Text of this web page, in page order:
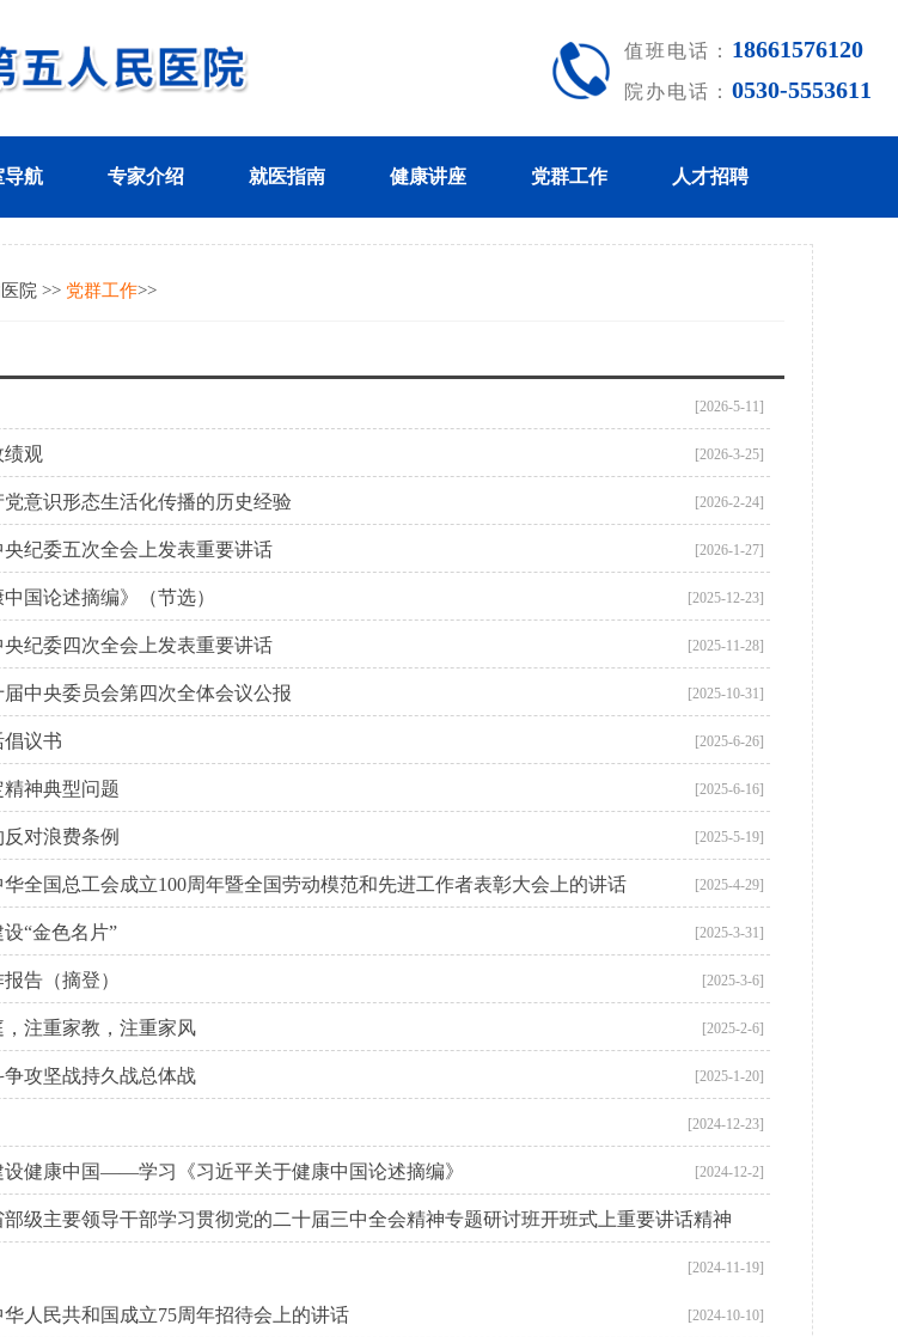
值班电话： 18661576120
院办电话： 0530-5553611
导航 专家介绍 就医指南 健康讲座 党群工作 人才招聘
院 >> 党群工作>>
[2026-5-11]
绩观 [2026-3-25]
意识形态生活化传播的历史经验 [2026-2-24]
纪委五次全会上发表重要讲话 [2026-1-27]
国论述摘编》（节选） [2025-12-23]
纪委四次全会上发表重要讲话 [2025-11-28]
中央委员会第四次全体会议公报 [2025-10-31]
议书 [2025-6-26]
神典型问题 [2025-6-16]
对浪费条例 [2025-5-19]
全国总工会成立100周年暨全国劳动模范和先进工作者表彰大会上的讲话 [2025-4-29]
“金色名片” [2025-3-31]
告（摘登） [2025-3-6]
注重家教，注重家风 [2025-2-6]
攻坚战持久战总体战 [2025-1-20]
[2024-12-23]
设健康中国——学习《习近平关于健康中国论述摘编》 [2024-12-2]
级主要领导干部学习贯彻党的二十届三中全会精神专题研讨班开班式上重要讲话精神
[2024-11-19]
人民共和国成立75周年招待会上的讲话 [2024-10-10]